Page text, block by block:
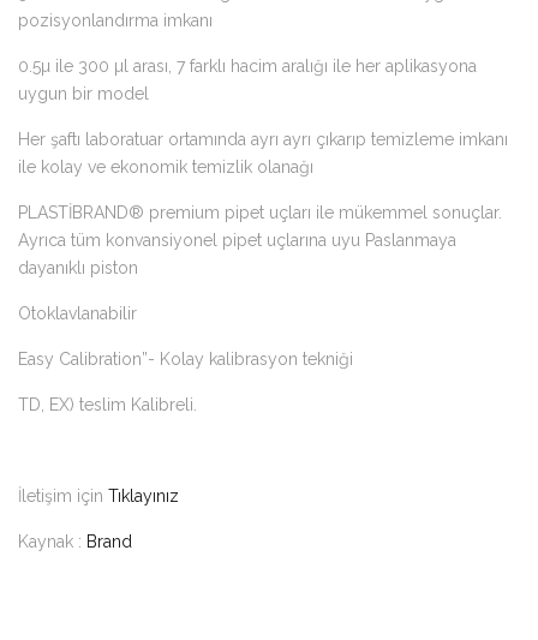
pozisyonlandırma imkanı
0.5µ ile 300 µl arası, 7 farklı hacim aralığı ile her aplikasyona
uygun bir model
Her şaftı laboratuar ortamında ayrı ayrı çıkarıp temizleme imkanı
ile kolay ve ekonomik temizlik olanağı
PLASTİBRAND® premium pipet uçları ile mükemmel sonuçlar.
Ayrıca tüm konvansiyonel pipet uçlarına uyu Paslanmaya
dayanıklı piston
Otoklavlanabilir
Easy Calibration”- Kolay kalibrasyon tekniği
TD, EX) teslim Kalibreli.
İletişim için Tıklayınız
Kaynak : Brand